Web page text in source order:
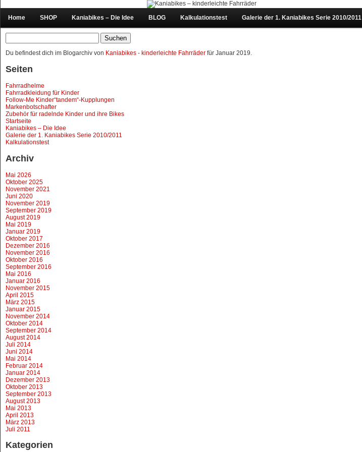
Home SHOP Kaniabikes – Die Idee BLOG Kalkulationstest Galerie der 1. Kaniabikes Serie 2010/2011
Suchen
nach:
Du befindest dich im Blogarchiv von Kaniabikes - kinderleichte Fahrräderfür Januar 2019.
Seiten
Fahrradhelme
Fahrradkleidung für Kinder
Follow-Me Kinder“tandem“-Kupplungen
Markenbotschafter
Zubehör für radelnde Kinder und ihre Bikes
Startseite
Kaniabikes – Die Idee
Galerie der 1. Kaniabikes Serie 2010/2011
Kalkulationstest
Archiv
Mai 2026
Oktober 2025
November 2021
Juni 2020
November 2019
September 2019
August 2019
Mai 2019
Januar 2019
Oktober 2017
Dezember 2016
November 2016
Oktober 2016
September 2016
Mai 2016
Januar 2016
November 2015
April 2015
März 2015
Januar 2015
November 2014
Oktober 2014
September 2014
August 2014
Juli 2014
Juni 2014
Mai 2014
Februar 2014
Januar 2014
Dezember 2013
Oktober 2013
September 2013
August 2013
Mai 2013
April 2013
März 2013
Juli 2011
Kategorien